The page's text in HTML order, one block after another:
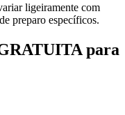
ligeiramente com
preparo específicos.
para